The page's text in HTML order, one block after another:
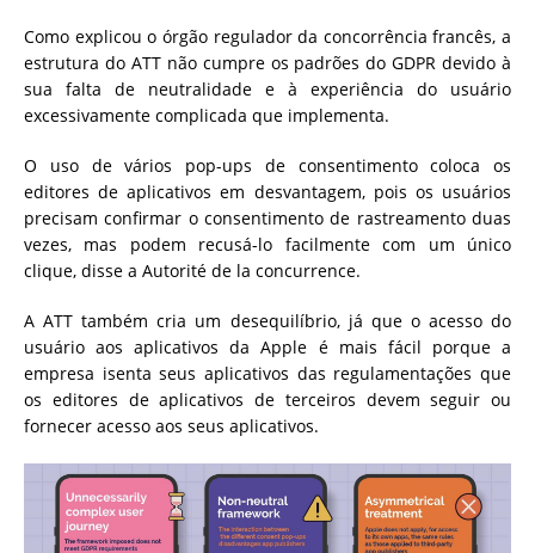
Como explicou o órgão regulador da concorrência francês, a
estrutura do ATT não cumpre os padrões do GDPR devido à
sua falta de neutralidade e à experiência do usuário
excessivamente complicada que implementa.
O uso de vários pop-ups de consentimento coloca os
editores de aplicativos em desvantagem, pois os usuários
precisam confirmar o consentimento de rastreamento duas
vezes, mas podem recusá-lo facilmente com um único
clique, disse a Autorité de la concurrence.
A ATT também cria um desequilíbrio, já que o acesso do
usuário aos aplicativos da Apple é mais fácil porque a
empresa isenta seus aplicativos das regulamentações que
os editores de aplicativos de terceiros devem seguir ou
fornecer acesso aos seus aplicativos.